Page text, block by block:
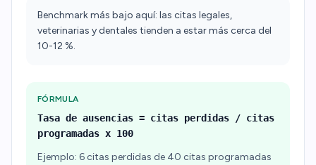
Benchmark más bajo aquí: las citas legales,
veterinarias y dentales tienden a estar más cerca del
10-12 %.
FÓRMULA
Tasa de ausencias = citas perdidas / citas
programadas x 100
Ejemplo: 6 citas perdidas de 40 citas programadas